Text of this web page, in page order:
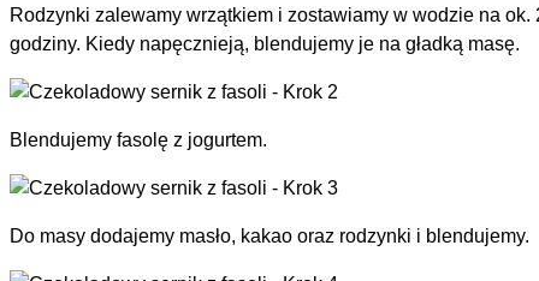
Rodzynki zalewamy wrzątkiem i zostawiamy w wodzie na ok.
godziny. Kiedy napęcznieją, blendujemy je na gładką masę.
Blendujemy fasolę z jogurtem.
Do masy dodajemy masło, kakao oraz rodzynki i blendujemy.